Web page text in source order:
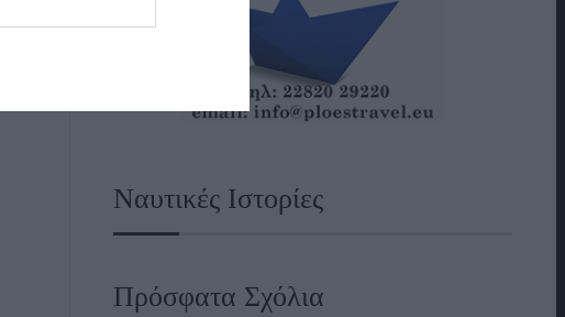
Ναυτικές Ιστορίες
Πρόσφατα Σχόλια